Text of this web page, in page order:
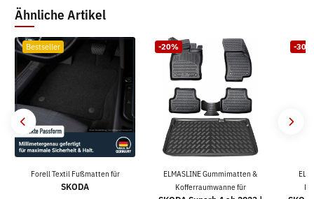
Ähnliche Artikel
Bestseller
Forell Textil Fußmatten für
SKODA
-20%
ELMASLINE Gummimatten &
Kofferraumwanne für
-30%